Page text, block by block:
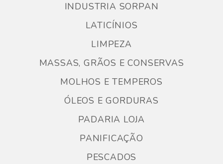
INDUSTRIA SORPAN
LATICÍNIOS
LIMPEZA
MASSAS, GRÃOS E CONSERVAS
MOLHOS E TEMPEROS
ÓLEOS E GORDURAS
PADARIA LOJA
PANIFICAÇÃO
PESCADOS